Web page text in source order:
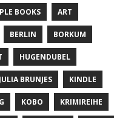
BOOKS ART
BERLIN BORKUM
HUGENDUBEL
JULIA BRUNJES KINDLE
KOBO KRIMIREIHE